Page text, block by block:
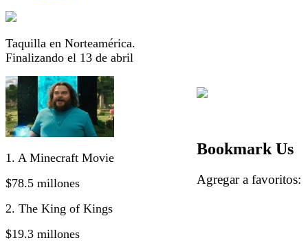
Taquilla en Norteamérica.
Finalizando el 13 de abril
1. A Minecraft Movie
$78.5 millones
2. The King of Kings
$19.3 millones
Bookmark Us
Agregar a